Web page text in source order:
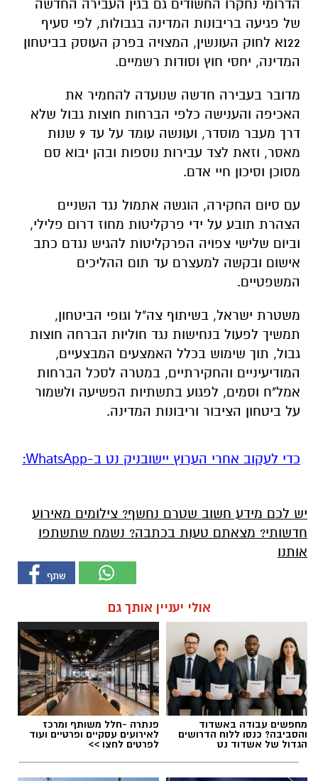
הדרומי נחקרו החשודים גם בגין העבירה החדשה
של פגיעה בריבונות המדינה בגבולות, לפי סעיף
122א לחוק העונשין, המצויה בפרק העוסק בביטחון
המדינה, יחסי חוץ וסודות רשמיים.
מדובר בעבירה חדשה שנועדה להחמיר את
האכיפה והענישה כלפי הברחות חוצות גבול שלא
דרך מעבר מוסדר, ועונשה עומד על עד 9 שנות
מאסר, וזאת לצד עבירות נוספות ובהן יבוא סם
מסוכן וסיכון חיי אדם.
עם סיום החקירה, הוגשה אתמול נגד השניים
הצהרת תובע על ידי פרקליטות מחוז דרום פלילי,
וביום שלישי צפויה הפרקליטות להגיש נגדם כתב
אישום ובקשה למעצרם עד תום ההליכים
המשפטיים.
משטרת ישראל, בשיתוף צה"ל וגופי הביטחון,
תמשיך לפעול בנחישות נגד חוליות הברחה חוצות
גבול, תוך שימוש בכלל האמצעים המבצעיים,
המודיעיניים והחקירתיים, במטרה לסכל הברחות
אמל"ח וסמים, לפגוע בתשתיות הפשיעה ולשמור
על ביטחון הציבור וריבונות המדינה.
‏כדי לעקוב אחרי הערוץ יישובניק נט ב-WhatsApp:‏‏‏
יש לכם מידע חשוב שטרם נחשף? צילומים מאירוע
חדשותי? מצאתם טעות בכתבה? נשמח שתשתפו
אותנו
אולי יעניין אותך גם
מחפשים עבודה באשדוד
והסביבה? כנסו ללוח הדרושים
הגדול של אשדוד נט
פנתרה -חלל משותף ומרכז
לאירועים עסקיים ופרטיים ועוד
לפרטים לחצו >>